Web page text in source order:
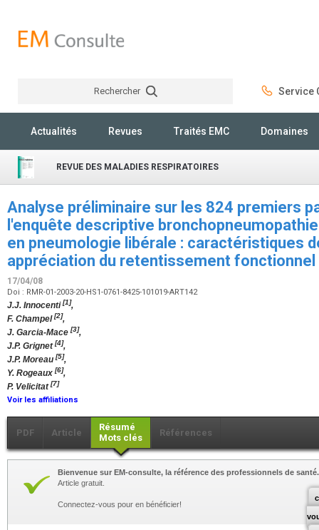
Rechercher Service
Actualités Revues Traités EMC Domaines
REVUE DES MALADIES RESPIRATOIRES
Analyse préliminaire sur les 824 premiers
l'enquête descriptive
en pneumologie libérale : caractéristiques
appréciation du retentissement
17/04/08
Doi : RMR-01-2003-20-HS1-0761-8425-101019-ART142
J.J. Innocenti[1],
F. Champel[2],
J. Garcia-Mace [3],
J.P. Grignet[4],
J.P. Moreau [5],
Y. Rogeaux [6],
P. Velicitat[7]
Voir les affiliations
PDF Article
Résumé
Mots clés
Références
Bienvenue sur EM-consulte, la référence des professionnels de santé.
Article gratuit.
Connectez-vous pour en bénéficier!